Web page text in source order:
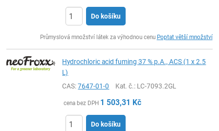
Do košíku
Průmyslová množství látek za výhodnou cenu Poptat větší množství
Hydrochloric acid fuming 37 % p.A., ACS (1 x 2.5
L)
CAS:7647-01-0 Kat. č.: LC-7093.2GL
cena bez DPH 1 503,31 Kč
Do košíku